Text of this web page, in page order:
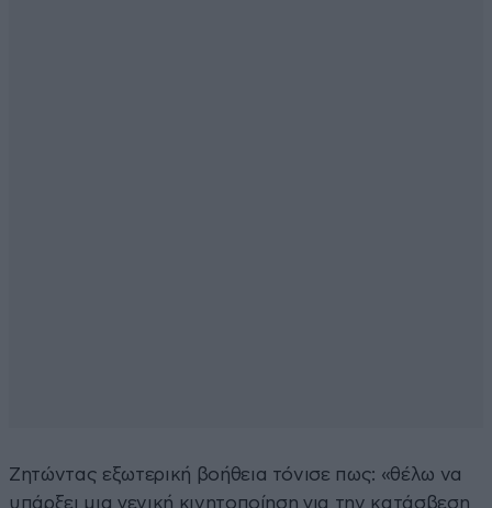
Ζητώντας εξωτερική βοήθεια τόνισε πως: «θέλω να
υπάρξει μια γενική κινητοποίηση για την κατάσβεση